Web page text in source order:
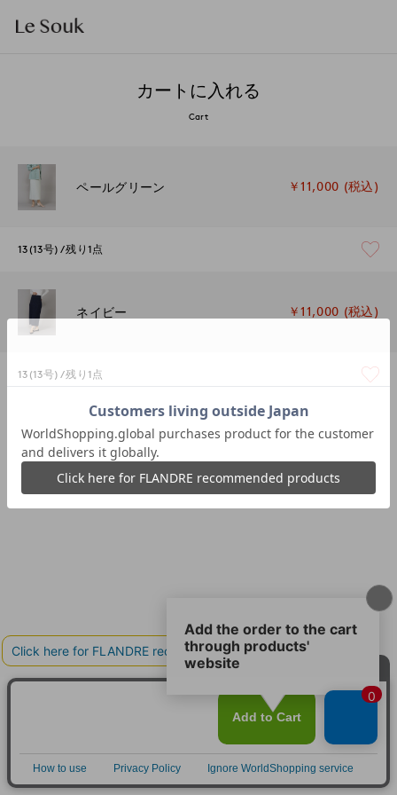
カートに入れる
Cart
ペールグリーン ￥11,000 (税込)
13(13号) 残り1点
ネイビー ￥11,000 (税込)
13(13号) 残り1点